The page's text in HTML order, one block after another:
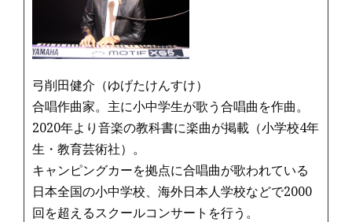
弓削田健介（ゆげたけんすけ）
合唱作曲家。主に小中学生が歌う合唱曲を作曲。
2020年より音楽の教科書に楽曲が掲載（小学校4年
生・教育芸術社）。
キャンピングカーを拠点に合唱曲が歌われている
日本全国の小中学校、海外日本人学校などで2000
回を超えるスクールコンサートを行う。